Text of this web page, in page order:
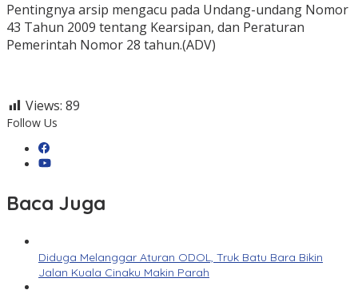
Pentingnya arsip mengacu pada Undang-undang Nomor
43 Tahun 2009 tentang Kearsipan, dan Peraturan
Pemerintah Nomor 28 tahun.(ADV)
Views: 89
Follow Us
Baca Juga
Diduga Melanggar Aturan ODOL, Truk Batu Bara Bikin
Jalan Kuala Cinaku Makin Parah